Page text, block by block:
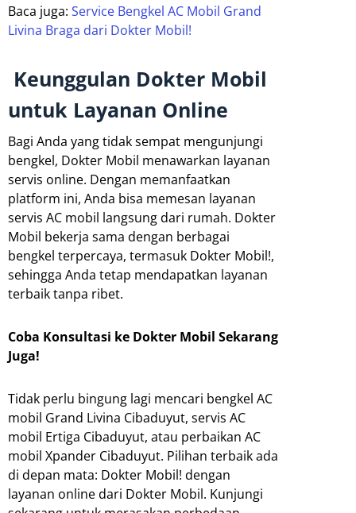
Baca juga: Service Bengkel AC Mobil Grand
Livina Braga dari Dokter Mobil!
Keunggulan Dokter Mobil
untuk Layanan Online
Bagi Anda yang tidak sempat mengunjungi
bengkel, Dokter Mobil menawarkan layanan
servis online. Dengan memanfaatkan
platform ini, Anda bisa memesan layanan
servis AC mobil langsung dari rumah. Dokter
Mobil bekerja sama dengan berbagai
bengkel terpercaya, termasuk Dokter Mobil!,
sehingga Anda tetap mendapatkan layanan
terbaik tanpa ribet.
Coba Konsultasi ke Dokter Mobil Sekarang
Juga!
Tidak perlu bingung lagi mencari bengkel AC
mobil Grand Livina Cibaduyut, servis AC
mobil Ertiga Cibaduyut, atau perbaikan AC
mobil Xpander Cibaduyut. Pilihan terbaik ada
di depan mata: Dokter Mobil! dengan
layanan online dari Dokter Mobil. Kunjungi